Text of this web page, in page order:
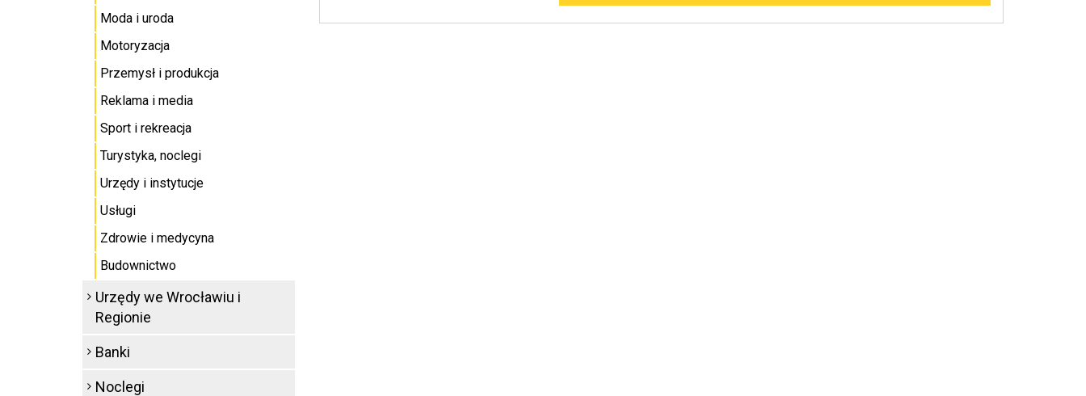
Moda i uroda
Motoryzacja
Przemysł i produkcja
Reklama i media
Sport i rekreacja
Turystyka, noclegi
Urzędy i instytucje
Usługi
Zdrowie i medycyna
Budownictwo
Urzędy we Wrocławiu i
Regionie
Banki
Noclegi